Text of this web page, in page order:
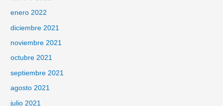
enero 2022
diciembre 2021
noviembre 2021
octubre 2021
septiembre 2021
agosto 2021
julio 2021